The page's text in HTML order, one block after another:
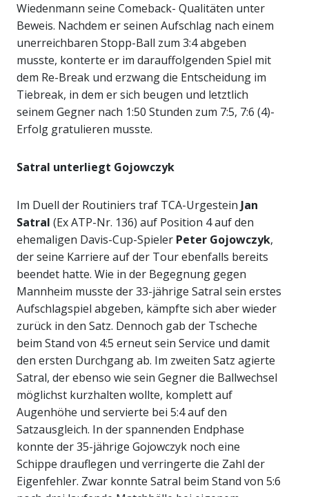
Wiedenmann seine Comeback- Qualitäten unter
Beweis. Nachdem er seinen Aufschlag nach einem
unerreichbaren Stopp-Ball zum 3:4 abgeben
musste, konterte er im darauffolgenden Spiel mit
dem Re-Break und erzwang die Entscheidung im
Tiebreak, in dem er sich beugen und letztlich
seinem Gegner nach 1:50 Stunden zum 7:5, 7:6 (4)-
Erfolg gratulieren musste.
Satral unterliegt Gojowczyk
Im Duell der Routiniers traf TCA-Urgestein Jan
Satral (Ex ATP-Nr. 136) auf Position 4 auf den
ehemaligen Davis-Cup-Spieler Peter Gojowczyk,
der seine Karriere auf der Tour ebenfalls bereits
beendet hatte. Wie in der Begegnung gegen
Mannheim musste der 33-jährige Satral sein erstes
Aufschlagspiel abgeben, kämpfte sich aber wieder
zurück in den Satz. Dennoch gab der Tscheche
beim Stand von 4:5 erneut sein Service und damit
den ersten Durchgang ab. Im zweiten Satz agierte
Satral, der ebenso wie sein Gegner die Ballwechsel
möglichst kurzhalten wollte, komplett auf
Augenhöhe und servierte bei 5:4 auf den
Satzausgleich. In der spannenden Endphase
konnte der 35-jährige Gojowczyk noch eine
Schippe drauflegen und verringerte die Zahl der
Eigenfehler. Zwar konnte Satral beim Stand von 5:6